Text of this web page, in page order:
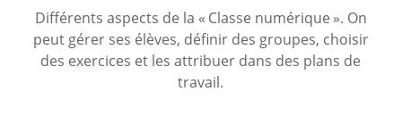
Différents aspects de la « Classe numérique ». On
peut gérer ses élèves, définir des groupes, choisir
des exercices et les attribuer dans des plans de
travail.